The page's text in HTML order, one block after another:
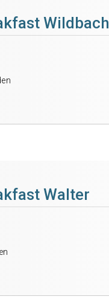
Wildbach
Walter